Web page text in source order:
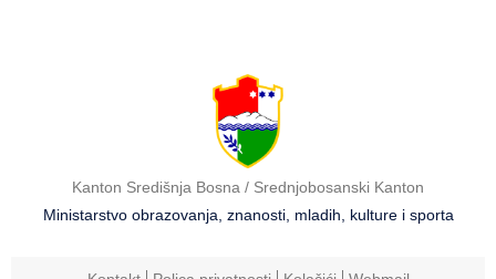
Kanton Središnja Bosna / Srednjobosanski Kanton
Ministarstvo obrazovanja, znanosti, mladih, kulture i sporta